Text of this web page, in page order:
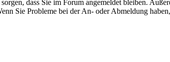
dass Sie im Forum angemeldet bleiben.
Sie Probleme bei der An- oder Abmeldung